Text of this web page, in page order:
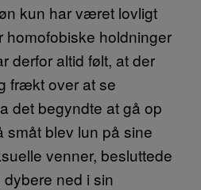
kun har været lovligt
homofobiske holdninger
derfor altid følt, at der
frækt over at se
det begyndte at gå op
småt blev lun på sine
venner, besluttede
ned i sin